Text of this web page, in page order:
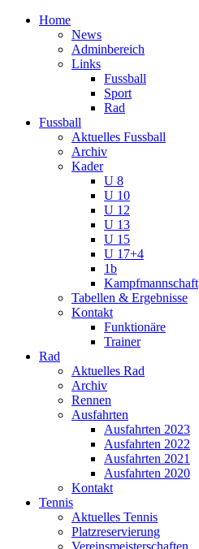
Home
News
Adminbereich
Links
Fussball
Sport
Rad
Fussball
Aktuelles Fussball
Archiv
Kader
U 8
U 10
U 12
U 13
U 15
U 17+4
1b
Kampfmannschaft
Tabellen & Ergebnisse
Kontakt
Funktionäre
Trainer
Rad
Aktuelles Rad
Archiv
Rennen
Ausfahrten
Ausfahrten 2023
Ausfahrten 2022
Ausfahrten 2021
Ausfahrten 2020
Kontakt
Tennis
Aktuelles Tennis
Platzreservierung
Vereinsmeisterschaften